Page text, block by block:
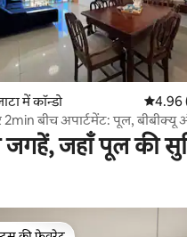
समीक्षाएँ
में कॉन्डो औसत4.96
2min बीच अपार्टमेंट: पूल, बीबीक्यू
जगहें, जहाँ पूल की